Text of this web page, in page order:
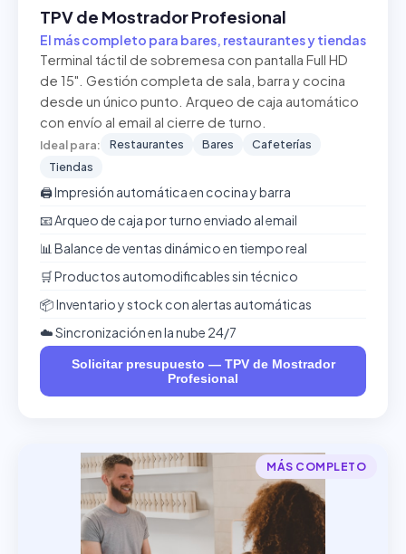
TPV de Mostrador Profesional
El más completo para bares, restaurantes y tiendas
Terminal táctil de sobremesa con pantalla Full HD
de 15". Gestión completa de sala, barra y cocina
desde un único punto. Arqueo de caja automático
con envío al email al cierre de turno.
Ideal para: Restaurantes Bares
Cafeterías
Tiendas
🖨️ Impresión automática en cocina y barra
📧 Arqueo de caja por turno enviado al email
📊 Balance de ventas dinámico en tiempo real
🛒 Productos automodificables sin técnico
📦 Inventario y stock con alertas automáticas
☁️ Sincronización en la nube 24/7
Solicitar presupuesto — TPV de Mostrador
Profesional
MÁS COMPLETO